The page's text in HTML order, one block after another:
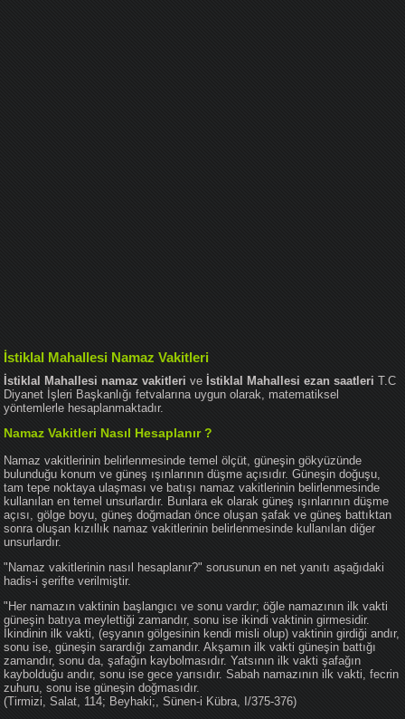
İstiklal Mahallesi Namaz Vakitleri
İstiklal Mahallesi namaz vakitleri ve İstiklal Mahallesi ezan saatleri T.C
Diyanet İşleri Başkanlığı fetvalarına uygun olarak, matematiksel
yöntemlerle hesaplanmaktadır.
Namaz Vakitleri Nasıl Hesaplanır ?
Namaz vakitlerinin belirlenmesinde temel ölçüt, güneşin gökyüzünde
bulunduğu konum ve güneş ışınlarının düşme açısıdır. Güneşin doğuşu,
tam tepe noktaya ulaşması ve batışı namaz vakitlerinin belirlenmesinde
kullanılan en temel unsurlardır. Bunlara ek olarak güneş ışınlarının düşme
açısı, gölge boyu, güneş doğmadan önce oluşan şafak ve güneş battıktan
sonra oluşan kızıllık namaz vakitlerinin belirlenmesinde kullanılan diğer
unsurlardır.
"Namaz vakitlerinin nasıl hesaplanır?" sorusunun en net yanıtı aşağıdaki
hadis-i şerifte verilmiştir.
"Her namazın vaktinin başlangıcı ve sonu vardır; öğle namazının ilk vakti
güneşin batıya meylettiği zamandır, sonu ise ikindi vaktinin girmesidir.
İkindinin ilk vakti, (eşyanın gölgesinin kendi misli olup) vaktinin girdiği andır,
sonu ise, güneşin sarardığı zamandır. Akşamın ilk vakti güneşin battığı
zamandır, sonu da, şafağın kaybolmasıdır. Yatsının ilk vakti şafağın
kaybolduğu andır, sonu ise gece yarısıdır. Sabah namazının ilk vakti, fecrin
zuhuru, sonu ise güneşin doğmasıdır.
(Tirmizi, Salat, 114; Beyhaki;, Sünen-i Kübra, I/375-376)